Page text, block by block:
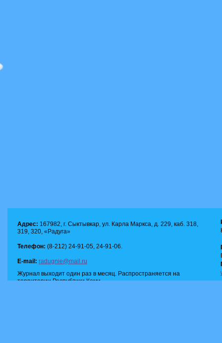
Адрес: 167982, г. Сыктывкар, ул. Карла Маркса, д. 229, каб. 318,
319, 320, «Радуга»
Телефон: (8-212) 24-91-05, 24-91-06.
E-mail: radugnie@mail.ru
Журнал выходит один раз в месяц. Распространяется на
территории Республики Коми.